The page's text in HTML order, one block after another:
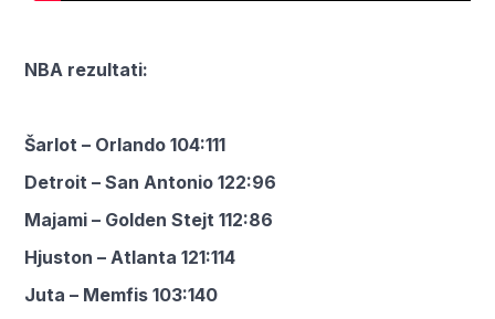
NBA rezultati:
Šarlot – Orlando 104:111
Detroit – San Antonio 122:96
Majami – Golden Stejt 112:86
Hjuston – Atlanta 121:114
Juta – Memfis 103:140